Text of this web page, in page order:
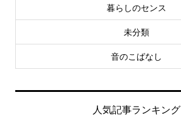
暮らしのセンス
未分類
音のこばなし
人気記事ランキング